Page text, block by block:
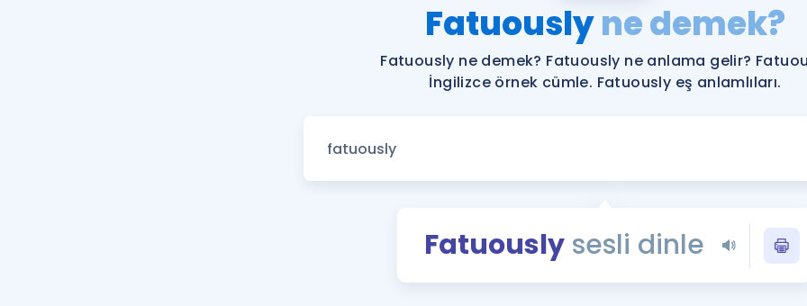
YDS ve YÖKDİL
YDS ve YÖKDİL'e
Tüm ÖSYM
YDS - YÖKDİL
İngilizce Gramer
Fatuouslyne demek?
Fatuously ne demek? Fatuously ne anlama gelir?
İngilizce örnek cümle. Fatuously eş anlamlıları.
Fatuouslysesli dinle